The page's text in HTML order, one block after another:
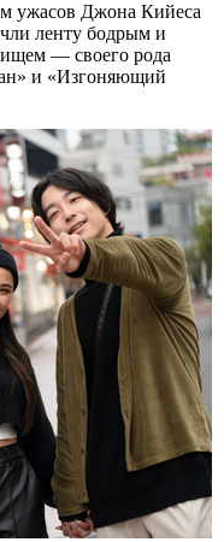
ужасов Джона Кийеса
ленту бодрым и
— своего рода
и «Изгоняющий